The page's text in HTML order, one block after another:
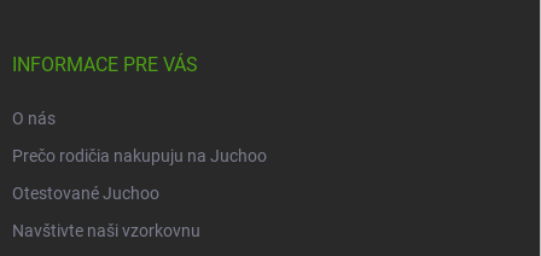
INFORMACE PRE VÁS
O nás
Prečo rodičia nakupuju na Juchoo
Otestované Juchoo
Navštivte naši vzorkovnu